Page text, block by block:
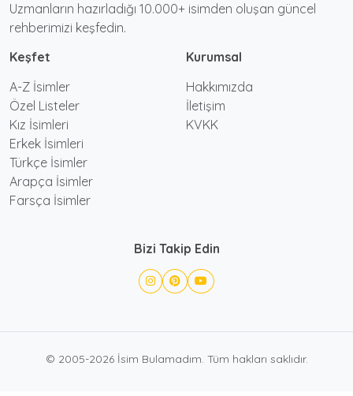
Uzmanların hazırladığı 10.000+ isimden oluşan güncel
rehberimizi keşfedin.
Keşfet
A-Z İsimler
Özel Listeler
Kız İsimleri
Erkek İsimleri
Türkçe İsimler
Arapça İsimler
Farsça İsimler
Kurumsal
Hakkımızda
İletişim
KVKK
Bizi Takip Edin
© 2005-2026 İsim Bulamadım. Tüm hakları saklıdır.